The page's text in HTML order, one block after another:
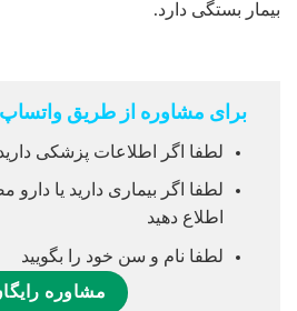
بیمار بستگی دارد.
برای مشاوره از طریق واتساپ
لطفا اگر اطلاعات پزشکی
لطفا اگر بیماری دارید یا
اطلاع دهید
لطفا نام و سن خود را بگویید
مشاوره